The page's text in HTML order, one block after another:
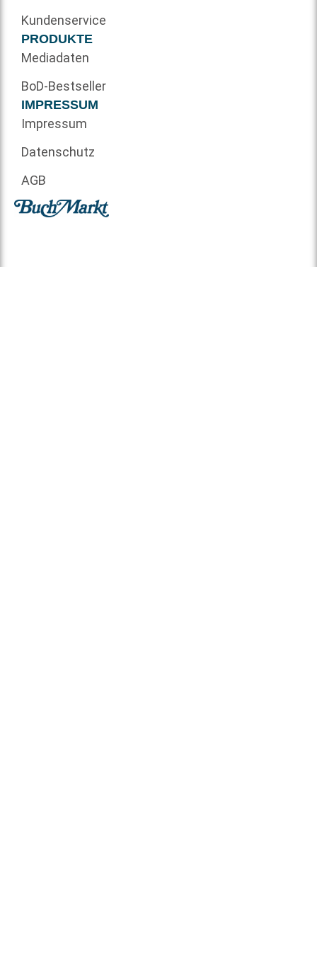
Kundenservice
PRODUKTE
Mediadaten
BoD-Bestseller
IMPRESSUM
Impressum
Datenschutz
AGB